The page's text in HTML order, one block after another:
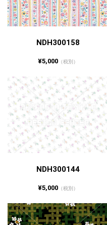
NDH300158
¥5,000 （税別）
NDH300144
¥5,000 （税別）